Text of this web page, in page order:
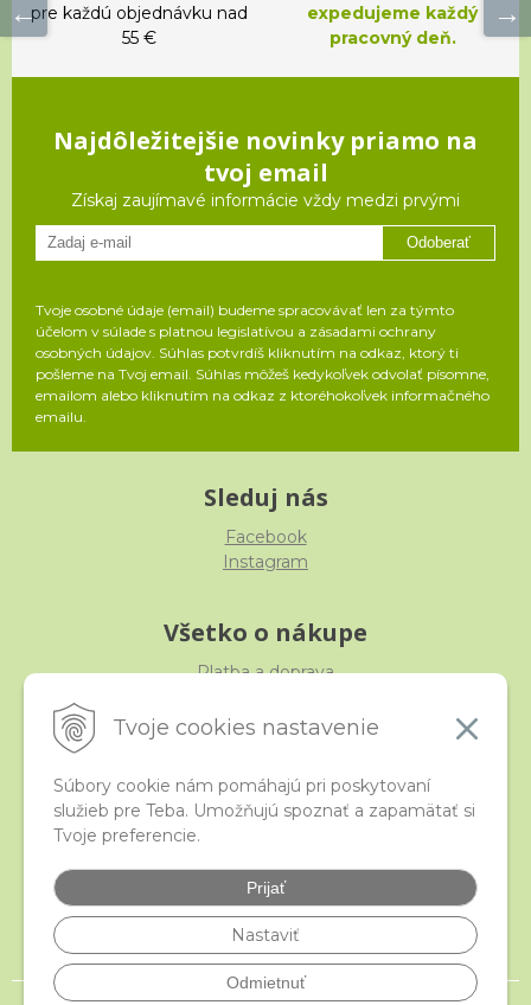
Tvoje cookies nastavenie
Súbory cookie nám pomáhajú pri poskytovaní
služieb pre Teba. Umožňujú spoznať a zapamätať si
Tvoje preferencie.
Prijať
Nastaviť
Odmietnuť
pre každú objednávku nad
55 €
expedujeme každý
pracovný deň.
Najdôležitejšie novinky priamo na
tvoj email
Získaj zaujímavé informácie vždy medzi prvými
Odoberať
Tvoje osobné údaje (email) budeme spracovávať len za týmto
účelom v súlade s platnou legislatívou a zásadami ochrany
osobných údajov. Súhlas potvrdíš kliknutím na odkaz, ktorý ti
pošleme na Tvoj email. Súhlas môžeš kedykoľvek odvolať písomne,
emailom alebo kliknutím na odkaz z ktoréhokoľvek informačného
emailu.
Sleduj nás
Facebook
Instagram
Všetko o nákupe
Platba a doprava
Obchodné podmienky
iStraka
Veľkoobchod
Najčastejšie otázky
Certifikáty